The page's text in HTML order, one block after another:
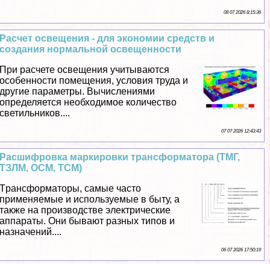
08 07 2026 8:15:36
Расчет освещения - для экономии средств и
создания нормальной освещенности
При расчете освещения учитываются
особенности помещения, условия труда и
другие параметры. Вычислениями
определяется необходимое количество
светильников....
07 07 2026 12:43:43
Расшифровка маркировки трaнcформатора (ТМГ,
ТЗЛМ, ОСМ, ТСМ)
Tрaнcформаторы, самые часто
применяемые и используемые в быту, а
также на производстве электрические
аппараты. Они бывают разных типов и
назначений....
06 07 2026 17:50:19